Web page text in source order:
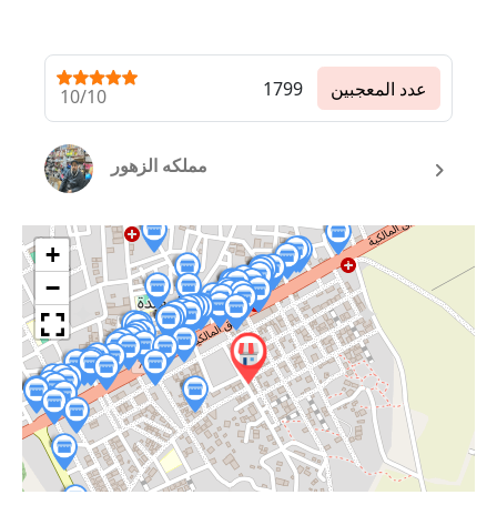
10/10 1799 عدد المعجبين
مملكه الزهور
+
−